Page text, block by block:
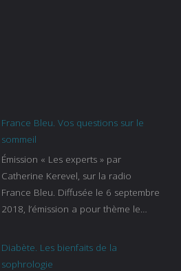
France Bleu. Vos questions sur le
sommeil
Émission « Les experts » par
Catherine Kerevel, sur la radio
France Bleu. Diffusée le 6 septembre
2018, l’émission a pour thème le
bleu :
https://www.francebleu.fr/emissions/l
Diabète. Les bienfaits de la
sophrologie